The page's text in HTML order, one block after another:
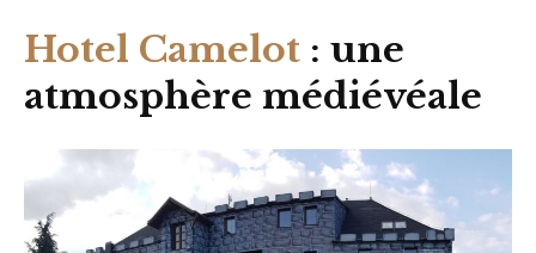
Hotel Camelot : une
atmosphère médiévéale